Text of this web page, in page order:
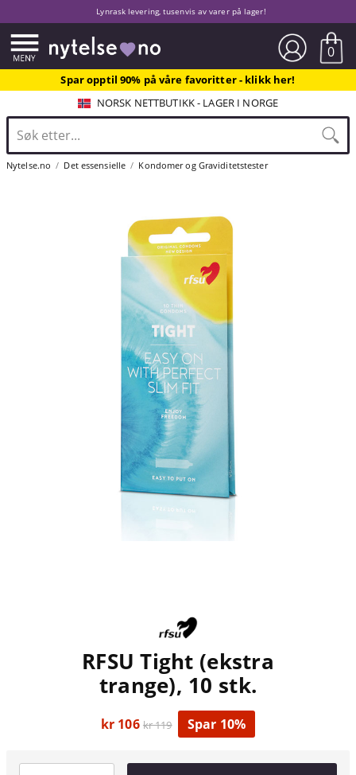
Lynrask levering, tusenvis av varer på lager!
0
Spar opptil 90% på våre favoritter - klikk her!
NORSK NETTBUTIKK - LAGER I NORGE
Nytelse.no Det essensielle Kondomer og Graviditetstester
RFSU Tight (ekstra
trange), 10 stk.
kr 106 kr 119 Spar 10%